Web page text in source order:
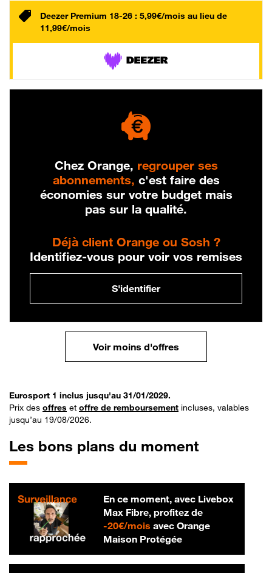
Deezer Premium 18-26 : 5,99€/mois au lieu de
11,99€/mois
Chez Orange, regrouper ses
abonnements, c'est faire des
économies sur votre budget mais
pas sur la qualité.
Déjà client Orange ou Sosh ?
Identifiez-vous pour voir vos remises
S'identifier
Voir moins d'offres
Eurosport 1 inclus jusqu'au 31/01/2029.
Prix des offres et offre de remboursement incluses, valables
jusqu’au 19/08/2026.
Les bons plans du moment
En ce moment, avec Livebox
Max Fibre, profitez de
-20€/mois20 € par mois
avec Orange
Maison Protégée